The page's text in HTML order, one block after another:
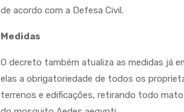
de acordo com a Defesa Civil.
Medidas
O decreto também atualiza as medidas já
elas a obrigatoriedade de todos os
terrenos e edificações, retirando todo